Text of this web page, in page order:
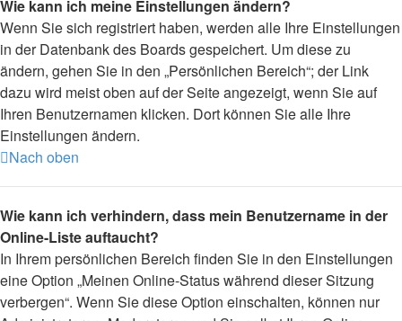
Wie kann ich meine Einstellungen ändern?
Wenn Sie sich registriert haben, werden alle Ihre Einstellungen
in der Datenbank des Boards gespeichert. Um diese zu
ändern, gehen Sie in den „Persönlichen Bereich“; der Link
dazu wird meist oben auf der Seite angezeigt, wenn Sie auf
Ihren Benutzernamen klicken. Dort können Sie alle Ihre
Einstellungen ändern.
Nach oben
Wie kann ich verhindern, dass mein Benutzername in der
Online-Liste auftaucht?
In Ihrem persönlichen Bereich finden Sie in den Einstellungen
eine Option „Meinen Online-Status während dieser Sitzung
verbergen“. Wenn Sie diese Option einschalten, können nur